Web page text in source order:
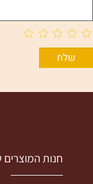
חנות המוצרים